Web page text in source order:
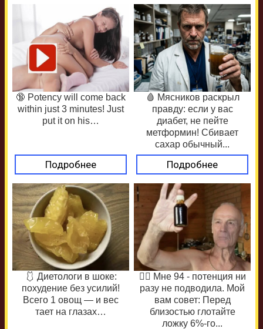
🔞 Potency will come back
within just 3 minutes! Just
put it on his…
Подробнее
🩸 Мясников раскрыл
правду: если у вас
диабет, не пейте
метформин! Сбивает
сахар обычный...
Подробнее
🩱 Диетологи в шоке:
похудение без усилий!
Всего 1 овощ — и вес
тает на глазах…
❤️‍🔥 Мне 94 - потенция ни
разу не подводила. Мой
вам совет: Перед
близостью глотайте
ложку 6%-го...